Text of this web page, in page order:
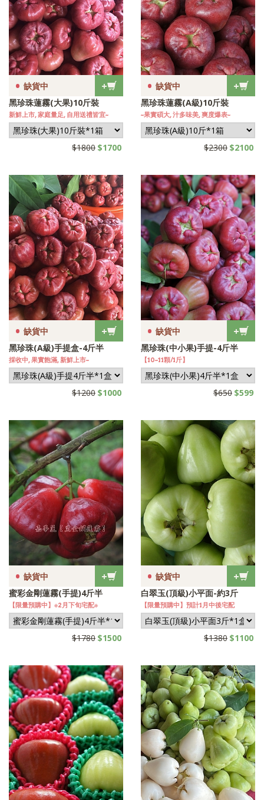
+
• 缺貨中
黑珍珠蓮霧(大果)10斤裝
新鮮上市, 家庭量足, 自用送禮皆宜~
$1800 $1700
+
• 缺貨中
黑珍珠蓮霧(A級)10斤裝
~果實碩大, 汁多味美, 爽度爆表~
$2300 $2100
+
• 缺貨中
黑珍珠(A級)手提盒-4斤半
採收中, 果實飽滿, 新鮮上市~
$1200 $1000
+
• 缺貨中
黑珍珠(中小果)手提-4斤半
【10~11顆/1斤】
$650 $599
+
• 缺貨中
蜜彩金剛蓮霧(手提)4斤半
【限量預購中】※2月下旬宅配※
$1780 $1500
+
• 缺貨中
白翠玉(頂級)小平面-約3斤
【限量預購中】預計1月中後宅配
$1380 $1100